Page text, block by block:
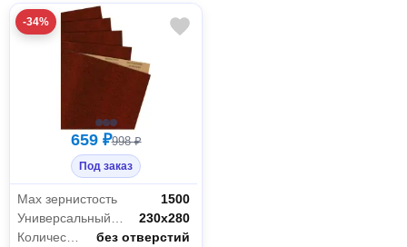
-34%
659 ₽998 ₽
Под заказ
Мах зернистость
1500
230х280
без отверстий